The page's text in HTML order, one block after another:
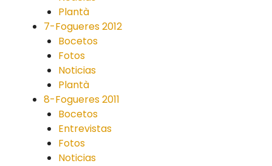
Plantà
7-Fogueres 2012
Bocetos
Fotos
Noticias
Plantà
8-Fogueres 2011
Bocetos
Entrevistas
Fotos
Noticias